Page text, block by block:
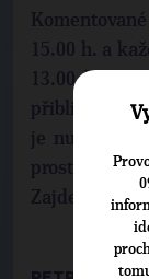
15.00 h. a
13.00 h.
přibližně
je nutná
Zajdete se